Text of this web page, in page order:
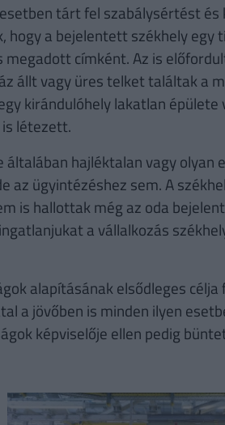
tárt fel szabálysértést
a bejelentett székhely egy
címként. Az is
állt vagy üres telket találtak a
kirándulóhely lakatlan épülete
létezett.
hajléktalan vagy olyan
az ügyintézéshez sem. A
is hallottak még az oda
a vállalkozás
alapításának elsődleges
a jövőben is minden ilyen
képviselője ellen pedig